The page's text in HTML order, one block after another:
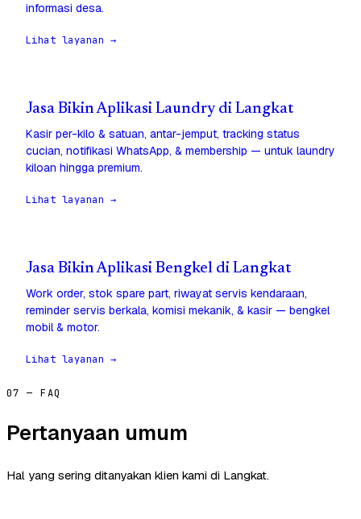
informasi desa.
Lihat layanan →
Jasa Bikin Aplikasi Laundry di Langkat
Kasir per-kilo & satuan, antar-jemput, tracking status
cucian, notifikasi WhatsApp, & membership — untuk laundry
kiloan hingga premium.
Lihat layanan →
Jasa Bikin Aplikasi Bengkel di Langkat
Work order, stok spare part, riwayat servis kendaraan,
reminder servis berkala, komisi mekanik, & kasir — bengkel
mobil & motor.
Lihat layanan →
07 — FAQ
Pertanyaan umum
Hal yang sering ditanyakan klien kami di Langkat.